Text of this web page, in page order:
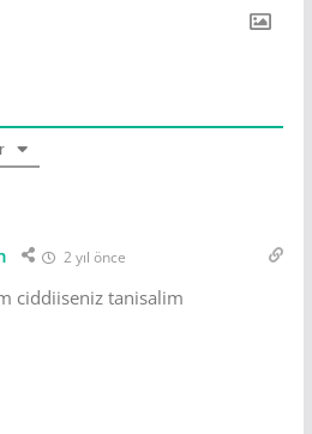
2 yıl önce
ciddiiseniz tanisalim